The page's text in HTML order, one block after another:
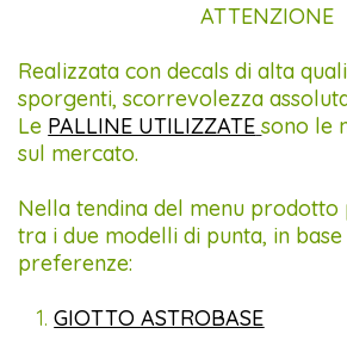
ATTENZIONE
Realizzata con decals di alta
sporgenti, scorrevolezza
Le PALLINE UTILIZZATE sono le
sul mercato.
Nella tendina del menu
tra i due modelli di punta, in
preferenze:
GIOTTO ASTROBASE